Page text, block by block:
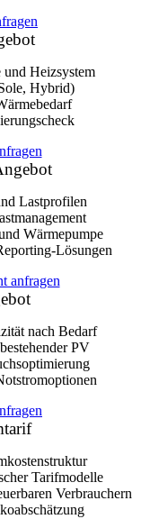
und Heizsystem
Hybrid)
Lastprofilen
Wärmepumpe
Lösungen
anfragen
nach Bedarf
PV
Tarifmodelle
Verbrauchern